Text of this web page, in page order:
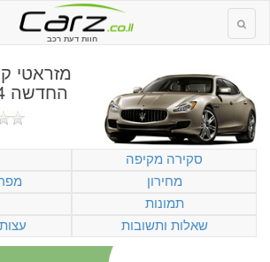
חוות דעת רכב
מזראטי
החדשה 2014 - 2018
סקירה מקיפה
מחירון
תמונות
שאלות ותשובות